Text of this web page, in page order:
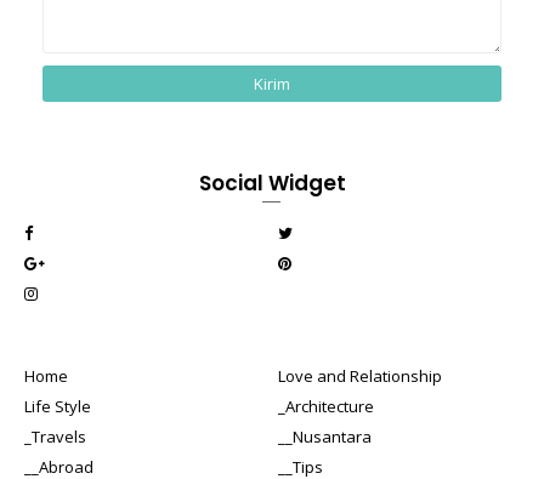
Social Widget
Home
Love and Relationship
Life Style
_Architecture
_Travels
__Nusantara
__Abroad
__Tips